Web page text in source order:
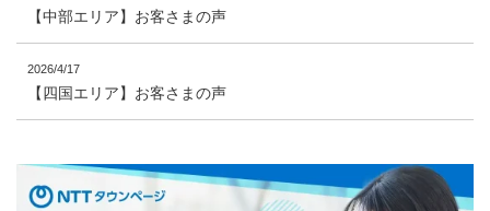
【中部エリア】お客さまの声
2026/4/17
【四国エリア】お客さまの声